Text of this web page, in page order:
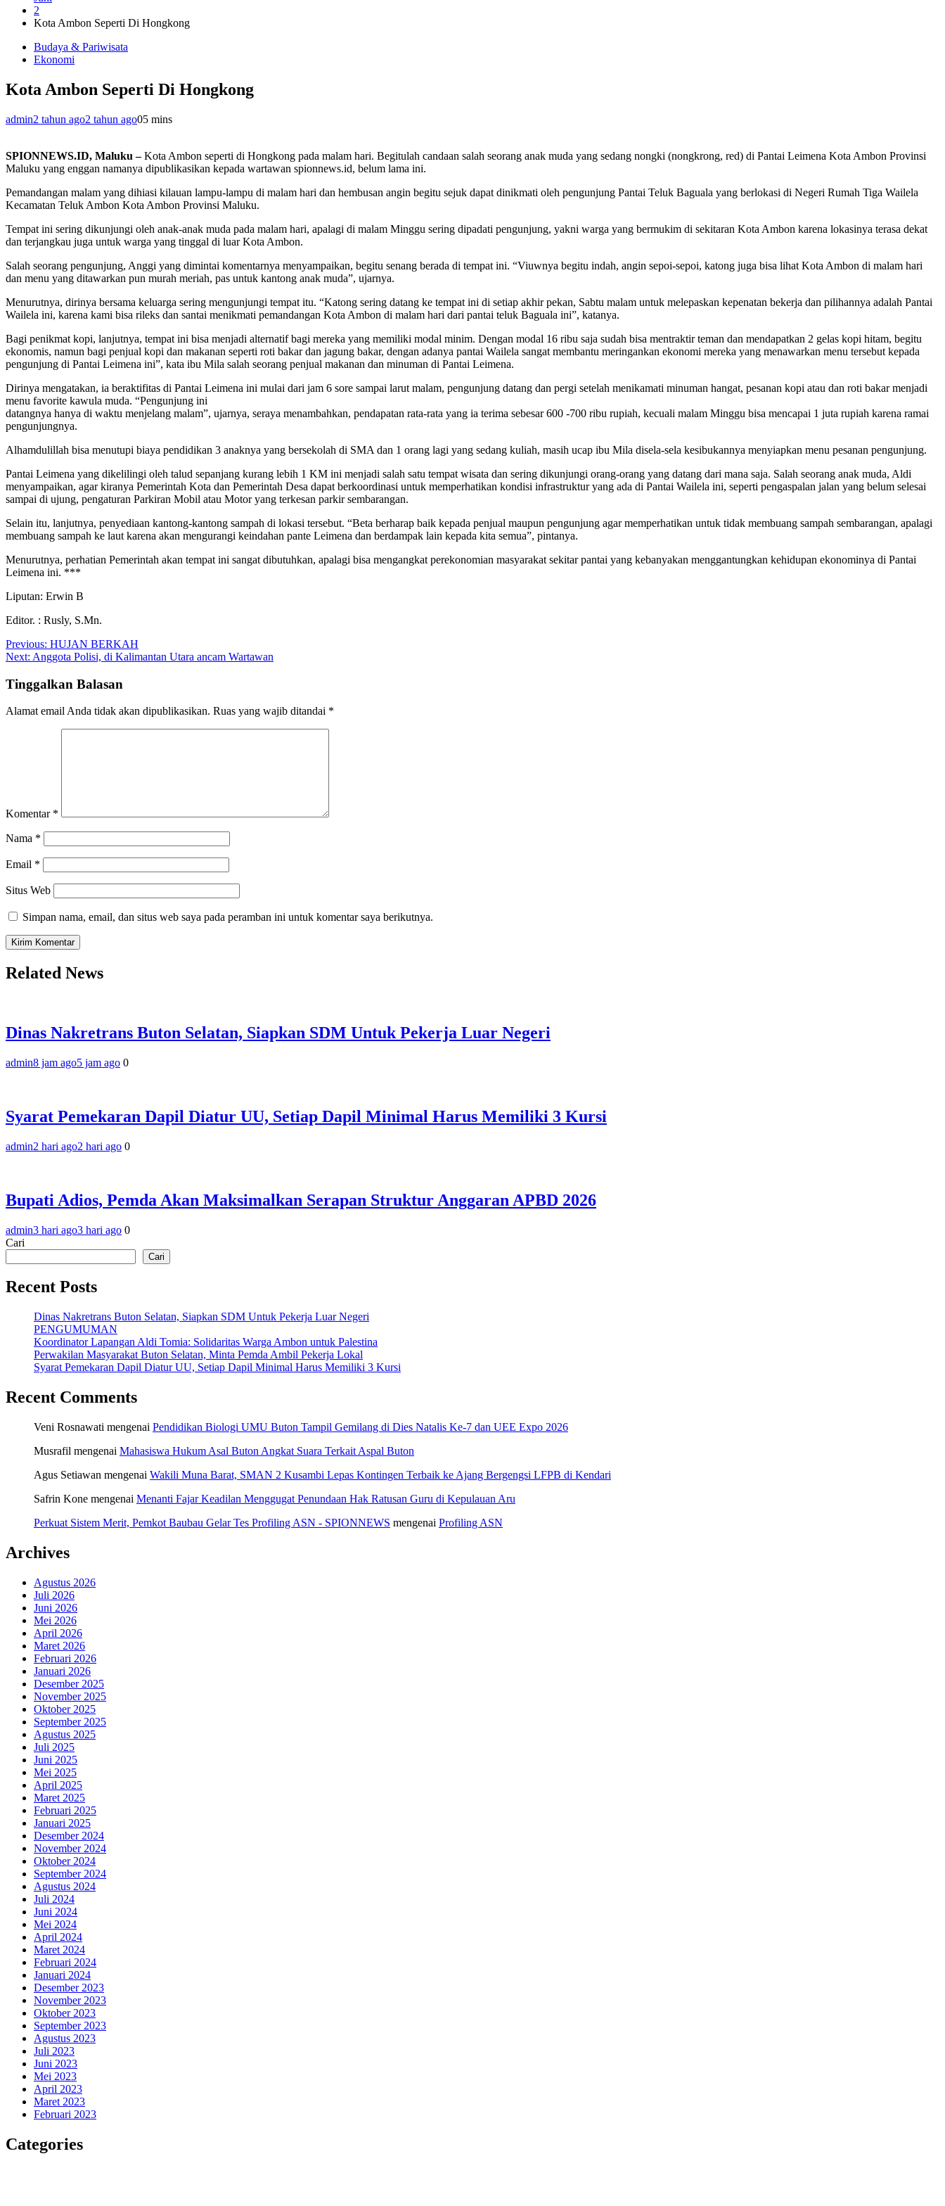
2
Kota Ambon Seperti Di Hongkong
Budaya & Pariwisata
Ekonomi
Kota Ambon Seperti Di Hongkong
admin2 tahun ago2 tahun ago05 mins
SPIONNEWS.ID, Maluku –Kota Ambon seperti di Hongkong pada malam hari. Begitulah candaan salah seorang anak muda yang sedang nongki (nongkrong, red) di Pantai Leimena Kota Ambon Provinsi
Maluku yang enggan namanya dipublikasikan kepada wartawan spionnews.id, belum lama ini.
Pemandangan malam yang dihiasi kilauan lampu-lampu di malam hari dan hembusan angin begitu sejuk dapat dinikmati oleh pengunjung Pantai Teluk Baguala yang berlokasi di Negeri Rumah Tiga Wailela
Kecamatan Teluk Ambon Kota Ambon Provinsi Maluku.
Tempat ini sering dikunjungi oleh anak-anak muda pada malam hari, apalagi di malam Minggu sering dipadati pengunjung, yakni warga yang bermukim di sekitaran Kota Ambon karena lokasinya terasa dekat
dan terjangkau juga untuk warga yang tinggal di luar Kota Ambon.
Salah seorang pengunjung, Anggi yang dimintai komentarnya menyampaikan, begitu senang berada di tempat ini. “Viuwnya begitu indah, angin sepoi-sepoi, katong juga bisa lihat Kota Ambon di malam hari
dan menu yang ditawarkan pun murah meriah, pas untuk kantong anak muda”, ujarnya.
Menurutnya, dirinya bersama keluarga sering mengunjungi tempat itu. “Katong sering datang ke tempat ini di setiap akhir pekan, Sabtu malam untuk melepaskan kepenatan bekerja dan pilihannya adalah Pantai
Wailela ini, karena kami bisa rileks dan santai menikmati pemandangan Kota Ambon di malam hari dari pantai teluk Baguala ini”, katanya.
Bagi penikmat kopi, lanjutnya, tempat ini bisa menjadi alternatif bagi mereka yang memiliki modal minim. Dengan modal 16 ribu saja sudah bisa mentraktir teman dan mendapatkan 2 gelas kopi hitam, begitu
ekonomis, namun bagi penjual kopi dan makanan seperti roti bakar dan jagung bakar, dengan adanya pantai Wailela sangat membantu meringankan ekonomi mereka yang menawarkan menu tersebut kepada
pengunjung di Pantai Leimena ini”, kata ibu Mila salah seorang penjual makanan dan minuman di Pantai Leimena.
Dirinya mengatakan, ia beraktifitas di Pantai Leimena ini mulai dari jam 6 sore sampai larut malam, pengunjung datang dan pergi setelah menikamati minuman hangat, pesanan kopi atau dan roti bakar menjadi
menu favorite kawula muda. “Pengunjung ini
datangnya hanya di waktu menjelang malam”, ujarnya, seraya menambahkan, pendapatan rata-rata yang ia terima sebesar 600 -700 ribu rupiah, kecuali malam Minggu bisa mencapai 1 juta rupiah karena ramai
pengunjungnya.
Alhamdulillah bisa menutupi biaya pendidikan 3 anaknya yang bersekolah di SMA dan 1 orang lagi yang sedang kuliah, masih ucap ibu Mila disela-sela kesibukannya menyiapkan menu pesanan pengunjung.
Pantai Leimena yang dikelilingi oleh talud sepanjang kurang lebih 1 KM ini menjadi salah satu tempat wisata dan sering dikunjungi orang-orang yang datang dari mana saja. Salah seorang anak muda, Aldi
menyampaikan, agar kiranya Pemerintah Kota dan Pemerintah Desa dapat berkoordinasi untuk memperhatikan kondisi infrastruktur yang ada di Pantai Wailela ini, seperti pengaspalan jalan yang belum selesai
sampai di ujung, pengaturan Parkiran Mobil atau Motor yang terkesan parkir sembarangan.
Selain itu, lanjutnya, penyediaan kantong-kantong sampah di lokasi tersebut. “Beta berharap baik kepada penjual maupun pengunjung agar memperhatikan untuk tidak membuang sampah sembarangan, apalagi
membuang sampah ke laut karena akan mengurangi keindahan pante Leimena dan berdampak lain kepada kita semua”, pintanya.
Menurutnya, perhatian Pemerintah akan tempat ini sangat dibutuhkan, apalagi bisa mengangkat perekonomian masyarakat sekitar pantai yang kebanyakan menggantungkan kehidupan ekonominya di Pantai
Leimena ini. ***
Liputan: Erwin B
Editor. : Rusly, S.Mn.
Navigasi
pos
Previous: HUJAN BERKAH
Next: Anggota Polisi, di Kalimantan Utara ancam Wartawan
Tinggalkan Balasan
Alamat email Anda tidak akan dipublikasikan. Ruas yang wajib ditandai *
Komentar *
Nama *
Email *
Situs Web
Simpan nama, email, dan situs web saya pada peramban ini untuk komentar saya berikutnya.
Related News
Dinas Nakretrans Buton Selatan, Siapkan SDM Untuk Pekerja Luar Negeri
admin8 jam ago5 jam ago 0
Syarat Pemekaran Dapil Diatur UU, Setiap Dapil Minimal Harus Memiliki 3 Kursi
admin2 hari ago2 hari ago 0
Bupati Adios, Pemda Akan Maksimalkan Serapan Struktur Anggaran APBD 2026
admin3 hari ago3 hari ago 0
Cari
Cari
Recent Posts
Dinas Nakretrans Buton Selatan, Siapkan SDM Untuk Pekerja Luar Negeri
PENGUMUMAN
Koordinator Lapangan Aldi Tomia: Solidaritas Warga Ambon untuk Palestina
Perwakilan Masyarakat Buton Selatan, Minta Pemda Ambil Pekerja Lokal
Syarat Pemekaran Dapil Diatur UU, Setiap Dapil Minimal Harus Memiliki 3 Kursi
Recent Comments
Veni Rosnawati mengenai Pendidikan Biologi UMU Buton Tampil Gemilang di Dies Natalis Ke-7 dan UEE Expo 2026
Musrafil mengenai Mahasiswa Hukum Asal Buton Angkat Suara Terkait Aspal Buton
Agus Setiawan mengenai Wakili Muna Barat, SMAN 2 Kusambi Lepas Kontingen Terbaik ke Ajang Bergengsi LFPB di Kendari
Safrin Kone mengenai Menanti Fajar Keadilan Menggugat Penundaan Hak Ratusan Guru di Kepulauan Aru
Perkuat Sistem Merit, Pemkot Baubau Gelar Tes Profiling ASN - SPIONNEWS mengenai Profiling ASN
Archives
Agustus 2026
Juli 2026
Juni 2026
Mei 2026
April 2026
Maret 2026
Februari 2026
Januari 2026
Desember 2025
November 2025
Oktober 2025
September 2025
Agustus 2025
Juli 2025
Juni 2025
Mei 2025
April 2025
Maret 2025
Februari 2025
Januari 2025
Desember 2024
November 2024
Oktober 2024
September 2024
Agustus 2024
Juli 2024
Juni 2024
Mei 2024
April 2024
Maret 2024
Februari 2024
Januari 2024
Desember 2023
November 2023
Oktober 2023
September 2023
Agustus 2023
Juli 2023
Juni 2023
Mei 2023
April 2023
Maret 2023
Februari 2023
Categories